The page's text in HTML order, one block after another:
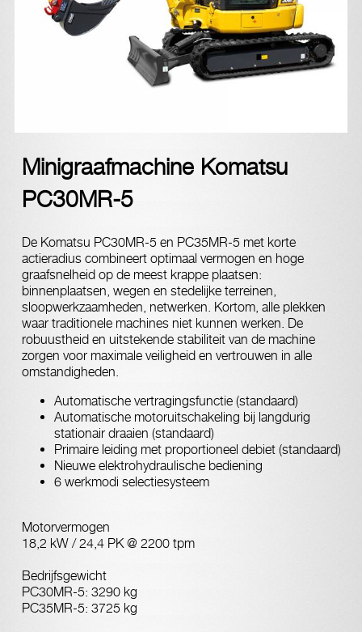
Minigraafmachine Komatsu
PC30MR-5
De Komatsu PC30MR-5 en PC35MR-5 met korte
actieradius combineert optimaal vermogen en hoge
graafsnelheid op de meest krappe plaatsen:
binnenplaatsen, wegen en stedelijke terreinen,
sloopwerkzaamheden, netwerken. Kortom, alle plekken
waar traditionele machines niet kunnen werken. De
robuustheid en uitstekende stabiliteit van de machine
zorgen voor maximale veiligheid en vertrouwen in alle
omstandigheden.
Automatische vertragingsfunctie (standaard)
Automatische motoruitschakeling bij langdurig
stationair draaien (standaard)
Primaire leiding met proportioneel debiet (standaard)
Nieuwe elektrohydraulische bediening
6 werkmodi selectiesysteem
Motorvermogen
18,2 kW / 24,4 PK @ 2200 tpm
Bedrijfsgewicht
PC30MR-5: 3290 kg
PC35MR-5: 3725 kg